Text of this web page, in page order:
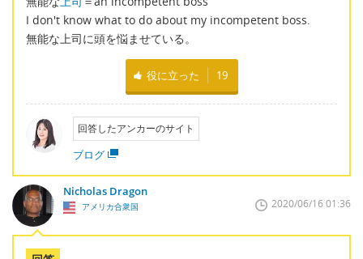
I don't know what to do about my incompetent boss.
無能な上司に頭を悩ませている。
役に立った 19
回答したアンカーのサイト
ブログ
Nicholas Dragon
アメリカ合衆国 2020/06/16 01:36